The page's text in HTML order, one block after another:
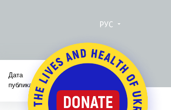
РУС
Дата
публикации: